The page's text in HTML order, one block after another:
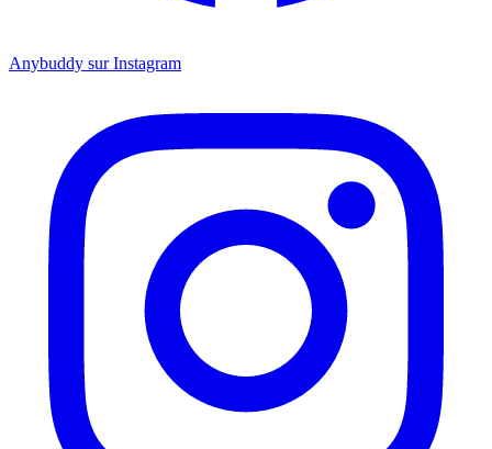
Anybuddy sur Instagram